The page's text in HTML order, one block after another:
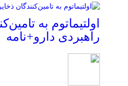
اولتیماتوم به
راهبردی دارو+نامه